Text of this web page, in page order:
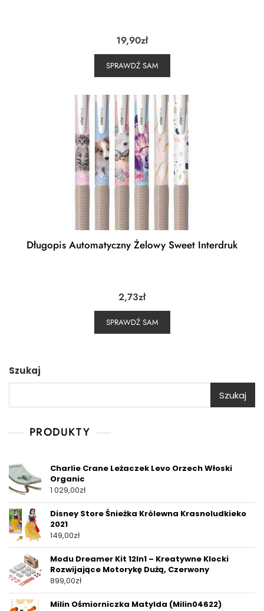
19,90zł
SPRAWDŹ SAM
Długopis Automatyczny Żelowy Sweet Interdruk
2,73zł
SPRAWDŹ SAM
Szukaj
Szukaj
PRODUKTY
Charlie Crane Leżaczek Levo Orzech Włoski
Organic
1 029,00zł
Disney Store Śnieżka Królewna Krasnoludkieko
2021
149,00zł
Modu Dreamer Kit 12In1 – Kreatywne Klocki
Rozwijające Motorykę Dużą, Czerwony
899,00zł
Milin Ośmiorniczka Matylda (Milin04622)